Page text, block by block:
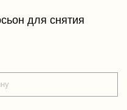
для снятия